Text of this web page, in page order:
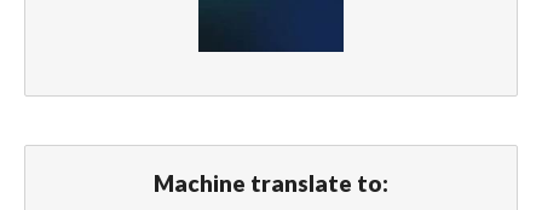
Machine translate to: